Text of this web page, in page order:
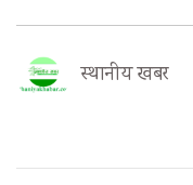
स्थानीय खबर